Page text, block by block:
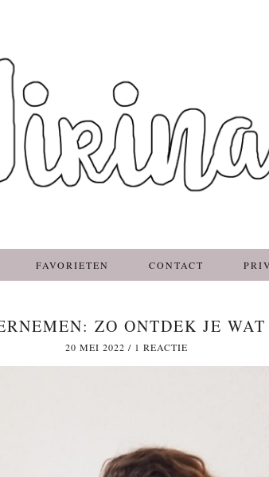
FAVORIETEN CONTACT
ZO ONTDEK JE
20 MEI 2022 / 1 REACTIE